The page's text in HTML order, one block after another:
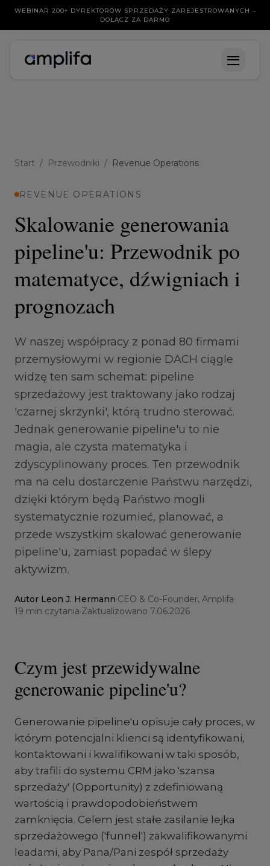
WEBINAR 200+ DYREKTORÓW SPRZEDAŻY ZAREJESTROWANYCH –
DOŁĄCZ ZA DARMO
Start / Przewodniki / Revenue Operations
REVENUE OPERATIONS
Skalowanie generowania
pipeline'u: Przewodnik po
matematyce, dźwigniach i
prognozach
W naszej współpracy z ponad 80 firmami
przemysłowymi w regionie DACH ciągle
widzę ten sam schemat: pipeline
sprzedażowy jest traktowany jako rodzaj
'czarnej skrzynki', którą trudno sterować.
Jednak generowanie pipeline'u to nie
magia, ale czysta matematyka i
zdyscyplinowany proces. Ten przewodnik
ma na celu dostarczenie Państwu narzędzi,
dzięki którym będą Państwo mogli
systematycznie rozumieć, planować, a
przede wszystkim skalować generowanie
pipeline'u, zamiast popadać w ślepy
aktywizm.
Autor Leon J. Hermann·CEO & Co-Founder, Amplifa·
19 min czytania·Zaktualizowano 7.06.2026
Czym jest przewidywalne
generowanie pipeline'u?
Generowanie pipeline'u opisuje cały proces, w
którym potencjalni klienci są identyfikowani,
kontaktowani i kwalifikowani w taki sposób,
aby trafili do systemu CRM jako 'szansa
sprzedaży' (Opportunity) z zdefiniowaną
wartością i prawdopodobieństwem
zamknięcia. Celem jest stałe zasilanie lejka
sprzedażowego ('funnel') zakwalifikowanymi
leadami, aby Pana/Pani zespół sprzedaży